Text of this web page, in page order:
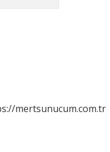
mertsunucum.com.tr